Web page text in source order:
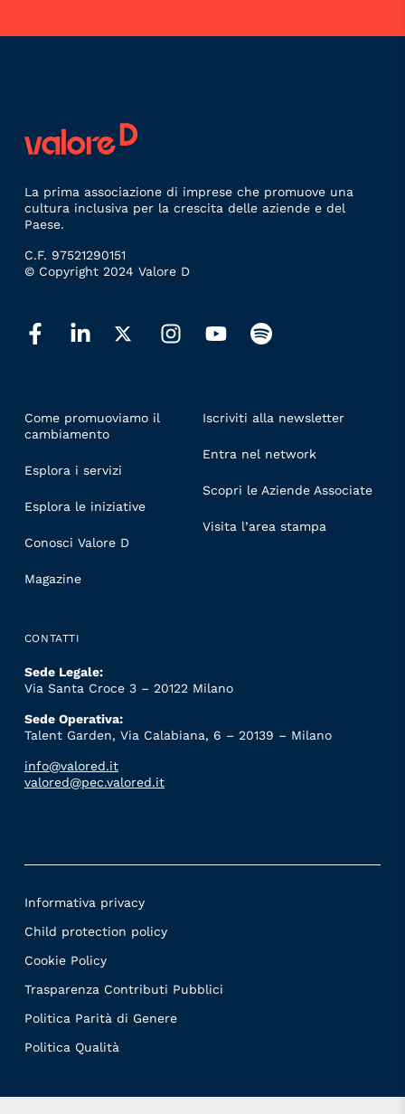
La prima associazione di imprese che promuove una
cultura inclusiva per la crescita delle aziende e del
Paese.
C.F. 97521290151
© Copyright 2024 Valore D
Come promuoviamo il
cambiamento
Esplora i servizi
Esplora le iniziative
Conosci Valore D
Magazine
Iscriviti alla newsletter
Entra nel network
Scopri le Aziende Associate
Visita l’area stampa
CONTATTI
Sede Legale:
Via Santa Croce 3 – 20122 Milano
Sede Operativa:
Talent Garden, Via Calabiana, 6 – 20139 – Milano
info@valored.it
valored@pec.valored.it
Informativa privacy
Child protection policy
Cookie Policy
Trasparenza Contributi Pubblici
Politica Parità di Genere
Politica Qualità